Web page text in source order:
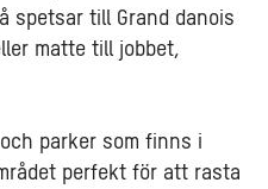
spetsar till Grand danois
matte till jobbet,
parker som finns i
perfekt för att rasta